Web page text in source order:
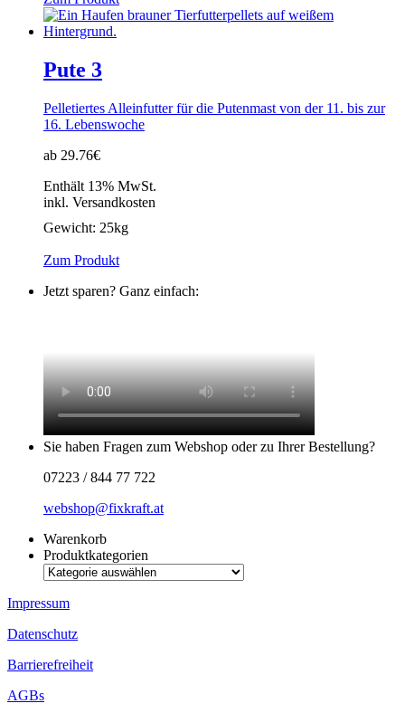
Pute 3
Pelletiertes Alleinfutter für die Putenmast von der 11. bis zur
16. Lebenswoche
ab 29.76€
Enthält 13% MwSt.
inkl. Versandkosten
Gewicht: 25kg
Zum Produkt
Jetzt sparen? Ganz einfach:
Sie haben Fragen zum Webshop oder zu Ihrer Bestellung?
07223 / 844 77 722
webshop@fixkraft.at
Warenkorb
Produktkategorien
Impressum
Datenschutz
Barrierefreiheit
AGBs